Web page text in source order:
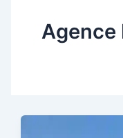
Agence